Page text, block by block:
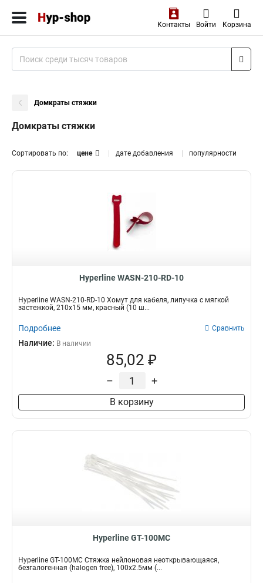
Контакты Войти Корзина
Домкраты стяжки
Домкраты стяжки
Сортировать по: цене дате добавления популярности
Hyperline WASN-210-RD-10
Hyperline WASN-210-RD-10 Хомут для кабеля, липучка с мягкой
застежкой, 210x15 мм, красный (10 ш...
Подробнее Сравнить
Наличие: В наличии
85,02 ₽
– +
В корзину
Hyperline GT-100MC
Hyperline GT-100MC Стяжка нейлоновая неоткрывающаяся,
безгалогенная (halogen free), 100x2.5мм (...